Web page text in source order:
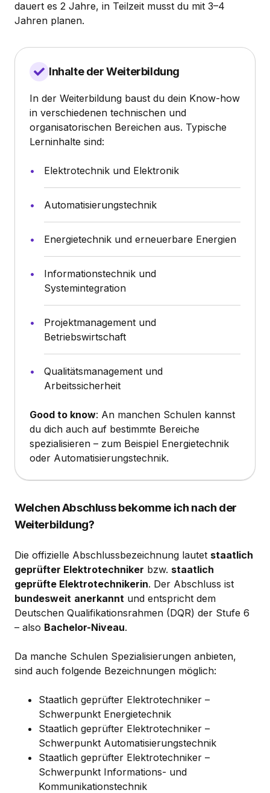
dauert es 2 Jahre, in Teilzeit musst du mit 3–4
Jahren planen.
Inhalte der Weiterbildung
In der Weiterbildung baust du dein Know-how
in verschiedenen technischen und
organisatorischen Bereichen aus. Typische
Lerninhalte sind:
Elektrotechnik und Elektronik
Automatisierungstechnik
Energietechnik und erneuerbare Energien
Informationstechnik und
Systemintegration
Projektmanagement und
Betriebswirtschaft
Qualitätsmanagement und
Arbeitssicherheit
Good to know: An manchen Schulen kannst
du dich auch auf bestimmte Bereiche
spezialisieren – zum Beispiel Energietechnik
oder Automatisierungstechnik.
Welchen Abschluss bekomme ich nach der
Weiterbildung?
Die offizielle Abschlussbezeichnung lautet staatlich
geprüfter Elektrotechniker bzw. staatlich
geprüfte Elektrotechnikerin. Der Abschluss ist
bundesweit anerkannt und entspricht dem
Deutschen Qualifikationsrahmen (DQR) der Stufe 6
– also Bachelor-Niveau.
Da manche Schulen Spezialisierungen anbieten,
sind auch folgende Bezeichnungen möglich:
Staatlich geprüfter Elektrotechniker –
Schwerpunkt Energietechnik
Staatlich geprüfter Elektrotechniker –
Schwerpunkt Automatisierungstechnik
Staatlich geprüfter Elektrotechniker –
Schwerpunkt Informations- und
Kommunikationstechnik